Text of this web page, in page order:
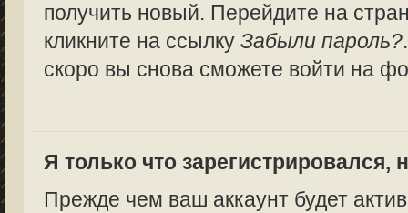
получить новый. Перейдите на
кликните на ссылкуЗабыли пароль?
скоро вы снова сможете войти на
Я только что зарегистрировался,
Прежде чем ваш аккаунт будет